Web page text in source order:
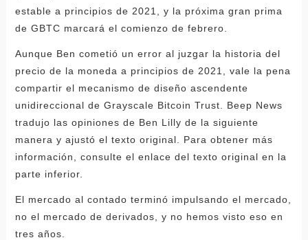
estable a principios de 2021, y la próxima gran prima
de GBTC marcará el comienzo de febrero.
Aunque Ben cometió un error al juzgar la historia del
precio de la moneda a principios de 2021, vale la pena
compartir el mecanismo de diseño ascendente
unidireccional de Grayscale Bitcoin Trust. Beep News
tradujo las opiniones de Ben Lilly de la siguiente
manera y ajustó el texto original. Para obtener más
información, consulte el enlace del texto original en la
parte inferior.
El mercado al contado terminó impulsando el mercado,
no el mercado de derivados, y no hemos visto eso en
tres años.